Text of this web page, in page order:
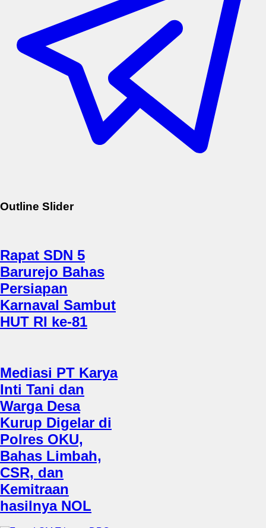
Outline Slider
Rapat SDN 5
Barurejo Bahas
Persiapan
Karnaval Sambut
HUT RI ke-81
Mediasi PT Karya
Inti Tani dan
Warga Desa
Kurup Digelar di
Polres OKU,
Bahas Limbah,
CSR, dan
Kemitraan
hasilnya NOL